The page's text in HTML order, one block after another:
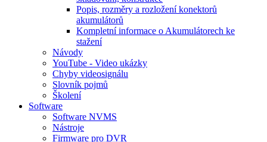
Popis, rozměry a rozložení konektorů
akumulátorů
Kompletní informace o Akumulátorech ke
stažení
Návody
YouTube - Video ukázky
Chyby videosignálu
Slovník pojmů
Školení
Software
Software NVMS
Nástroje
Firmware pro DVR